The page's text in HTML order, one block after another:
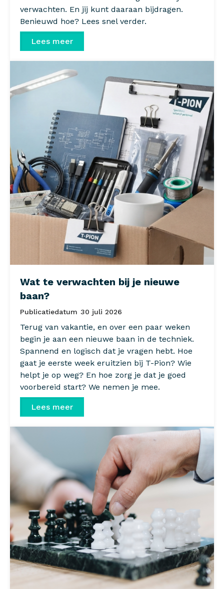
verwachten. En jij kunt daaraan bijdragen.
Benieuwd hoe? Lees snel verder.
Lees meer
Wat te verwachten bij je nieuwe
baan?
Publicatiedatum 30 juli 2026
Terug van vakantie, en over een paar weken
begin je aan een nieuwe baan in de techniek.
Spannend en logisch dat je vragen hebt. Hoe
gaat je eerste week eruitzien bij T-Pion? Wie
helpt je op weg? En hoe zorg je dat je goed
voorbereid start? We nemen je mee.
Lees meer